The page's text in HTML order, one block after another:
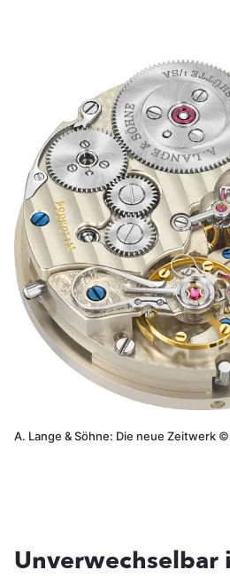
A. Lange & Söhne: Die neue Zeitwerk ©
Unverwechselbar